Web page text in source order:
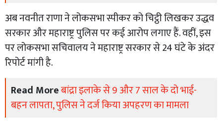
अब नवनीत राणा ने लोकसभा स्पीकर को चिट्ठी लिखकर उद्धव
सरकार और महाराष्ट्र पुलिस पर कई आरोप लगाए हैं. वहीं, इस
पर लोकसभा सचिवालय ने महाराष्ट्र सरकार से 24 घंटे के अंदर
रिपोर्ट मांगी है.
Read Moreबांद्रा इलाके से 9 और 7 साल के दो भाई-
बहन लापता, पुलिस ने दर्ज किया अपहरण का मामला